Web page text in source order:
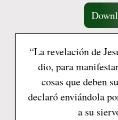
“La revelación de
dio, para
cosas que deben
declaró enviándola
a su